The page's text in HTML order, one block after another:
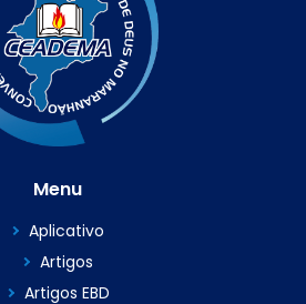
Menu
Aplicativo
Artigos
Artigos EBD